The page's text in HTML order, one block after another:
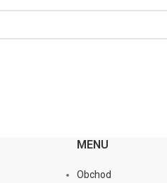
MENU
Obchod